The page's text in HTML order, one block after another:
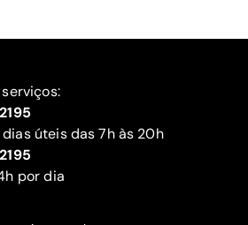
úteis das 7h às 20h
por dia